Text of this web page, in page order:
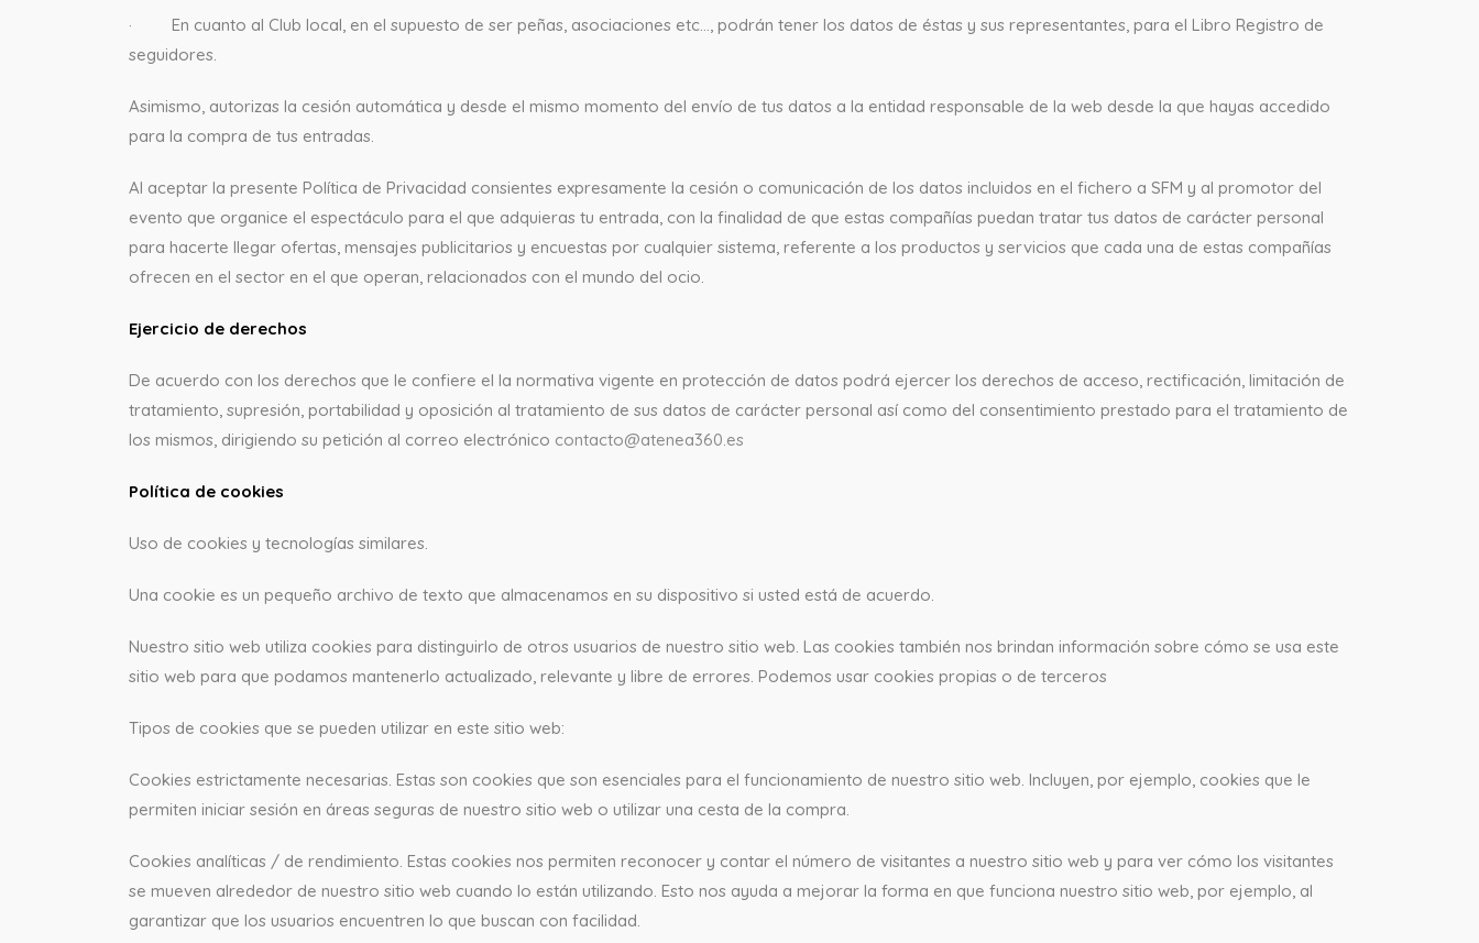
· En cuanto al Club local, en el supuesto de ser peñas, asociaciones etc…, podrán tener los datos de éstas y sus representantes, para el Libro Registro de
seguidores.
Asimismo, autorizas la cesión automática y desde el mismo momento del envío de tus datos a la entidad responsable de la web desde la que hayas accedido
para la compra de tus entradas.
Al aceptar la presente Política de Privacidad consientes expresamente la cesión o comunicación de los datos incluidos en el fichero a SFM y al promotor del
evento que organice el espectáculo para el que adquieras tu entrada, con la finalidad de que estas compañías puedan tratar tus datos de carácter personal
para hacerte llegar ofertas, mensajes publicitarios y encuestas por cualquier sistema, referente a los productos y servicios que cada una de estas compañías
ofrecen en el sector en el que operan, relacionados con el mundo del ocio.
Ejercicio de derechos
De acuerdo con los derechos que le confiere el la normativa vigente en protección de datos podrá ejercer los derechos de acceso, rectificación, limitación de
tratamiento, supresión, portabilidad y oposición al tratamiento de sus datos de carácter personal así como del consentimiento prestado para el tratamiento de
los mismos, dirigiendo su petición al correo electrónico contacto@atenea360.es
Política de cookies
Uso de cookies y tecnologías similares.
Una cookie es un pequeño archivo de texto que almacenamos en su dispositivo si usted está de acuerdo.
Nuestro sitio web utiliza cookies para distinguirlo de otros usuarios de nuestro sitio web. Las cookies también nos brindan información sobre cómo se usa este
sitio web para que podamos mantenerlo actualizado, relevante y libre de errores. Podemos usar cookies propias o de terceros
Tipos de cookies que se pueden utilizar en este sitio web:
Cookies estrictamente necesarias. Estas son cookies que son esenciales para el funcionamiento de nuestro sitio web. Incluyen, por ejemplo, cookies que le
permiten iniciar sesión en áreas seguras de nuestro sitio web o utilizar una cesta de la compra.
Cookies analíticas / de rendimiento. Estas cookies nos permiten reconocer y contar el número de visitantes a nuestro sitio web y para ver cómo los visitantes
se mueven alrededor de nuestro sitio web cuando lo están utilizando. Esto nos ayuda a mejorar la forma en que funciona nuestro sitio web, por ejemplo, al
garantizar que los usuarios encuentren lo que buscan con facilidad.